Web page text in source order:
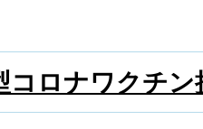
コロナワクチ